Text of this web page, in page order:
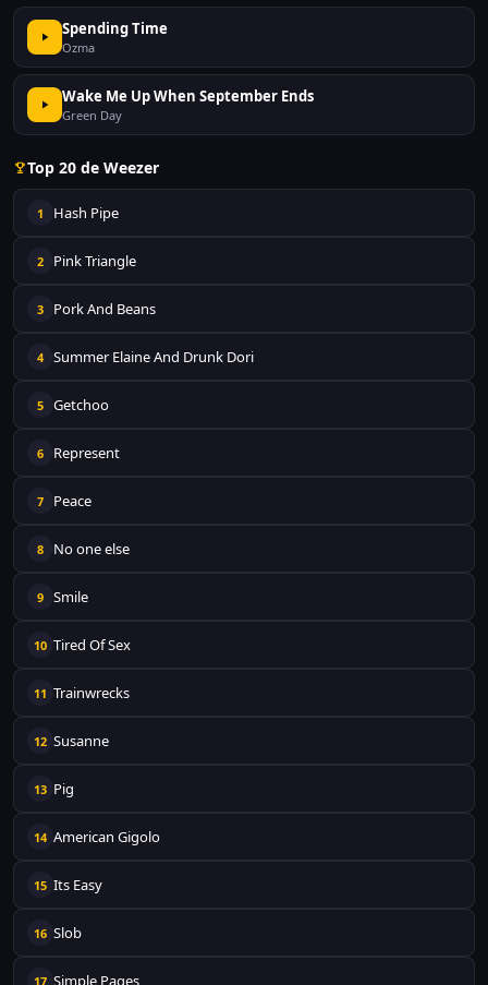
Spending Time
Ozma
Wake Me Up When September Ends
Green Day
Top 20 de Weezer
1 Hash Pipe
2 Pink Triangle
3 Pork And Beans
4 Summer Elaine And Drunk Dori
5 Getchoo
6 Represent
7 Peace
8 No one else
9 Smile
10 Tired Of Sex
11 Trainwrecks
12 Susanne
13 Pig
14 American Gigolo
15 Its Easy
16 Slob
17 Simple Pages